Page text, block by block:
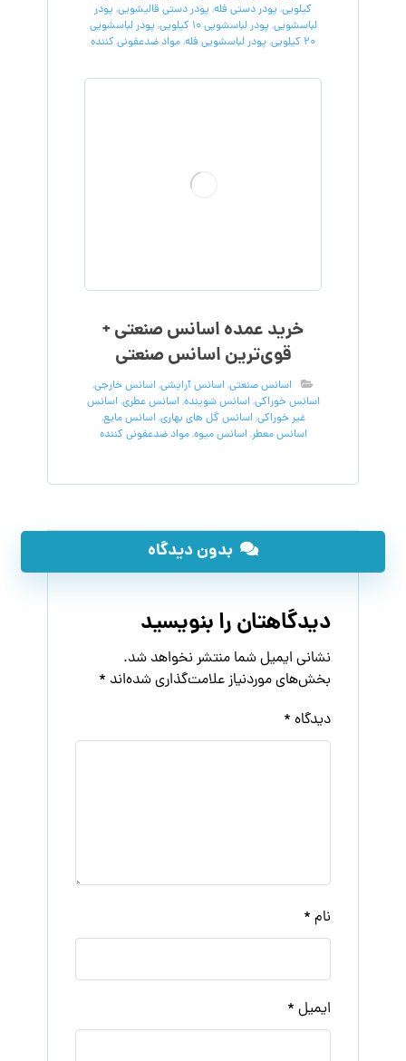
کیلویی, پودر دستی فله, پودر دستی قالیشویی, پودر
لباسشویی, پودر لباسشویی 10 کیلویی , پودر لباسشویی
20 کیلویی
, پودر لباسشویی فله,مواد ضدعفونی کننده
خرید عمده اسانس صنعتی +
قوی‌ترین اسانس‌ صنعتی
اسانس صنعتی,اسانس آرایشی,اسانس خارجی,
اسانس خوراکی,اسانس شوینده,اسانس عطری,اسانس
غیر خوراکی,اسانس گل های بهاری,اسانس مایع,
اسانس معطر,اسانس میوه,مواد ضدعفونی کننده
بدون دیدگاه
دیدگاهتان را بنویسید
نشانی ایمیل شما منتشر نخواهد شد.
بخش‌های موردنیاز علامت‌گذاری شده‌اند *
دیدگاه *
نام *
ایمیل *